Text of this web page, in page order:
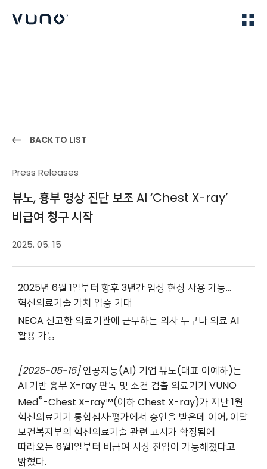
BACK TO LIST
Press Releases
뷰노, 흉부 영상 진단 보조 AI ‘Chest X-ray’
비급여 청구 시작
2025. 05. 15
2025년 6월 1일부터 향후 3년간 임상 현장 사용 가능…
혁신의료기술 가치 입증 기대
NECA 신고한 의료기관에 근무하는 의사 누구나 의료 AI
활용 가능
[2025-05-15]인공지능(AI) 기업 뷰노(대표 이예하)는
AI 기반 흉부 X-ray 판독 및 소견 검출 의료기기 VUNO
Med®-Chest X-ray™(이하 Chest X-ray)가 지난 1월
혁신의료기기 통합심사·평가에서 승인을 받은데 이어, 이달
보건복지부의 혁신의료기술 관련 고시가 확정됨에
따라오는 6월1일부터 비급여 시장 진입이 가능해졌다고
밝혔다.